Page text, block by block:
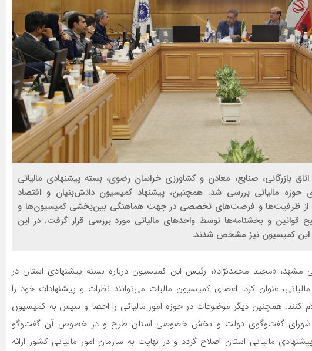
بازرگانی، صنایع، معادن و کشاورزی خراسان رضوی، بسته پیشنهادی مالیاتی
حوزه مالیاتی بررسی شد. همچنین، پیشنهاد کمیسیون دانش‌بنیان و اقتصاد
از ظرفیت‌ها و فرصت‌های تخصصی در جهت هماهنگی بین‌بخشی کمیسیون‌ها و
و بخشنامه‌ها توسط واحدهای مالیاتی مورد بررسی قرار گرفت. در این
کمیسیون نیز مشخص شدند.
مشهد، «مجید محمدنژاد»، رئیس این کمیسیون درباره بسته پیشنهادی استان در
عنوان کرد: اعضای کمیسیون مالیات می‌توانند نظرات و پیشنهادات خود را
کنند. همچنین دیگر موضوعات در حوزه امور مالیاتی را احصا و سپس به کمیسیون
شورای گفت‌وگوی دولت و بخش خصوصی استان طرح و در خصوص آن گفت‌وگو
مالیاتی استان اصلاح گردد و در نهایت به سازمان امور مالیاتی کشور ارائه